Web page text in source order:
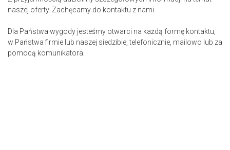
naszej oferty. Zachęcamy do kontaktu z nami.
Dla Państwa wygody jesteśmy otwarci na każdą formę kontaktu,
w Państwa firmie lub naszej siedzibie, telefonicznie, mailowo lub za
pomocą komunikatora.